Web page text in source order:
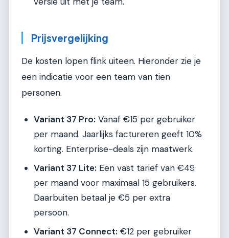
Prijsvergelijking
De kosten lopen flink uiteen. Hieronder zie je
een indicatie voor een team van tien
personen.
Variant 37 Pro: Vanaf €15 per gebruiker
per maand. Jaarlijks factureren geeft 10%
korting. Enterprise-deals zijn maatwerk.
Variant 37 Lite: Een vast tarief van €49
per maand voor maximaal 15 gebruikers.
Daarbuiten betaal je €5 per extra
persoon.
Variant 37 Connect: €12 per gebruiker